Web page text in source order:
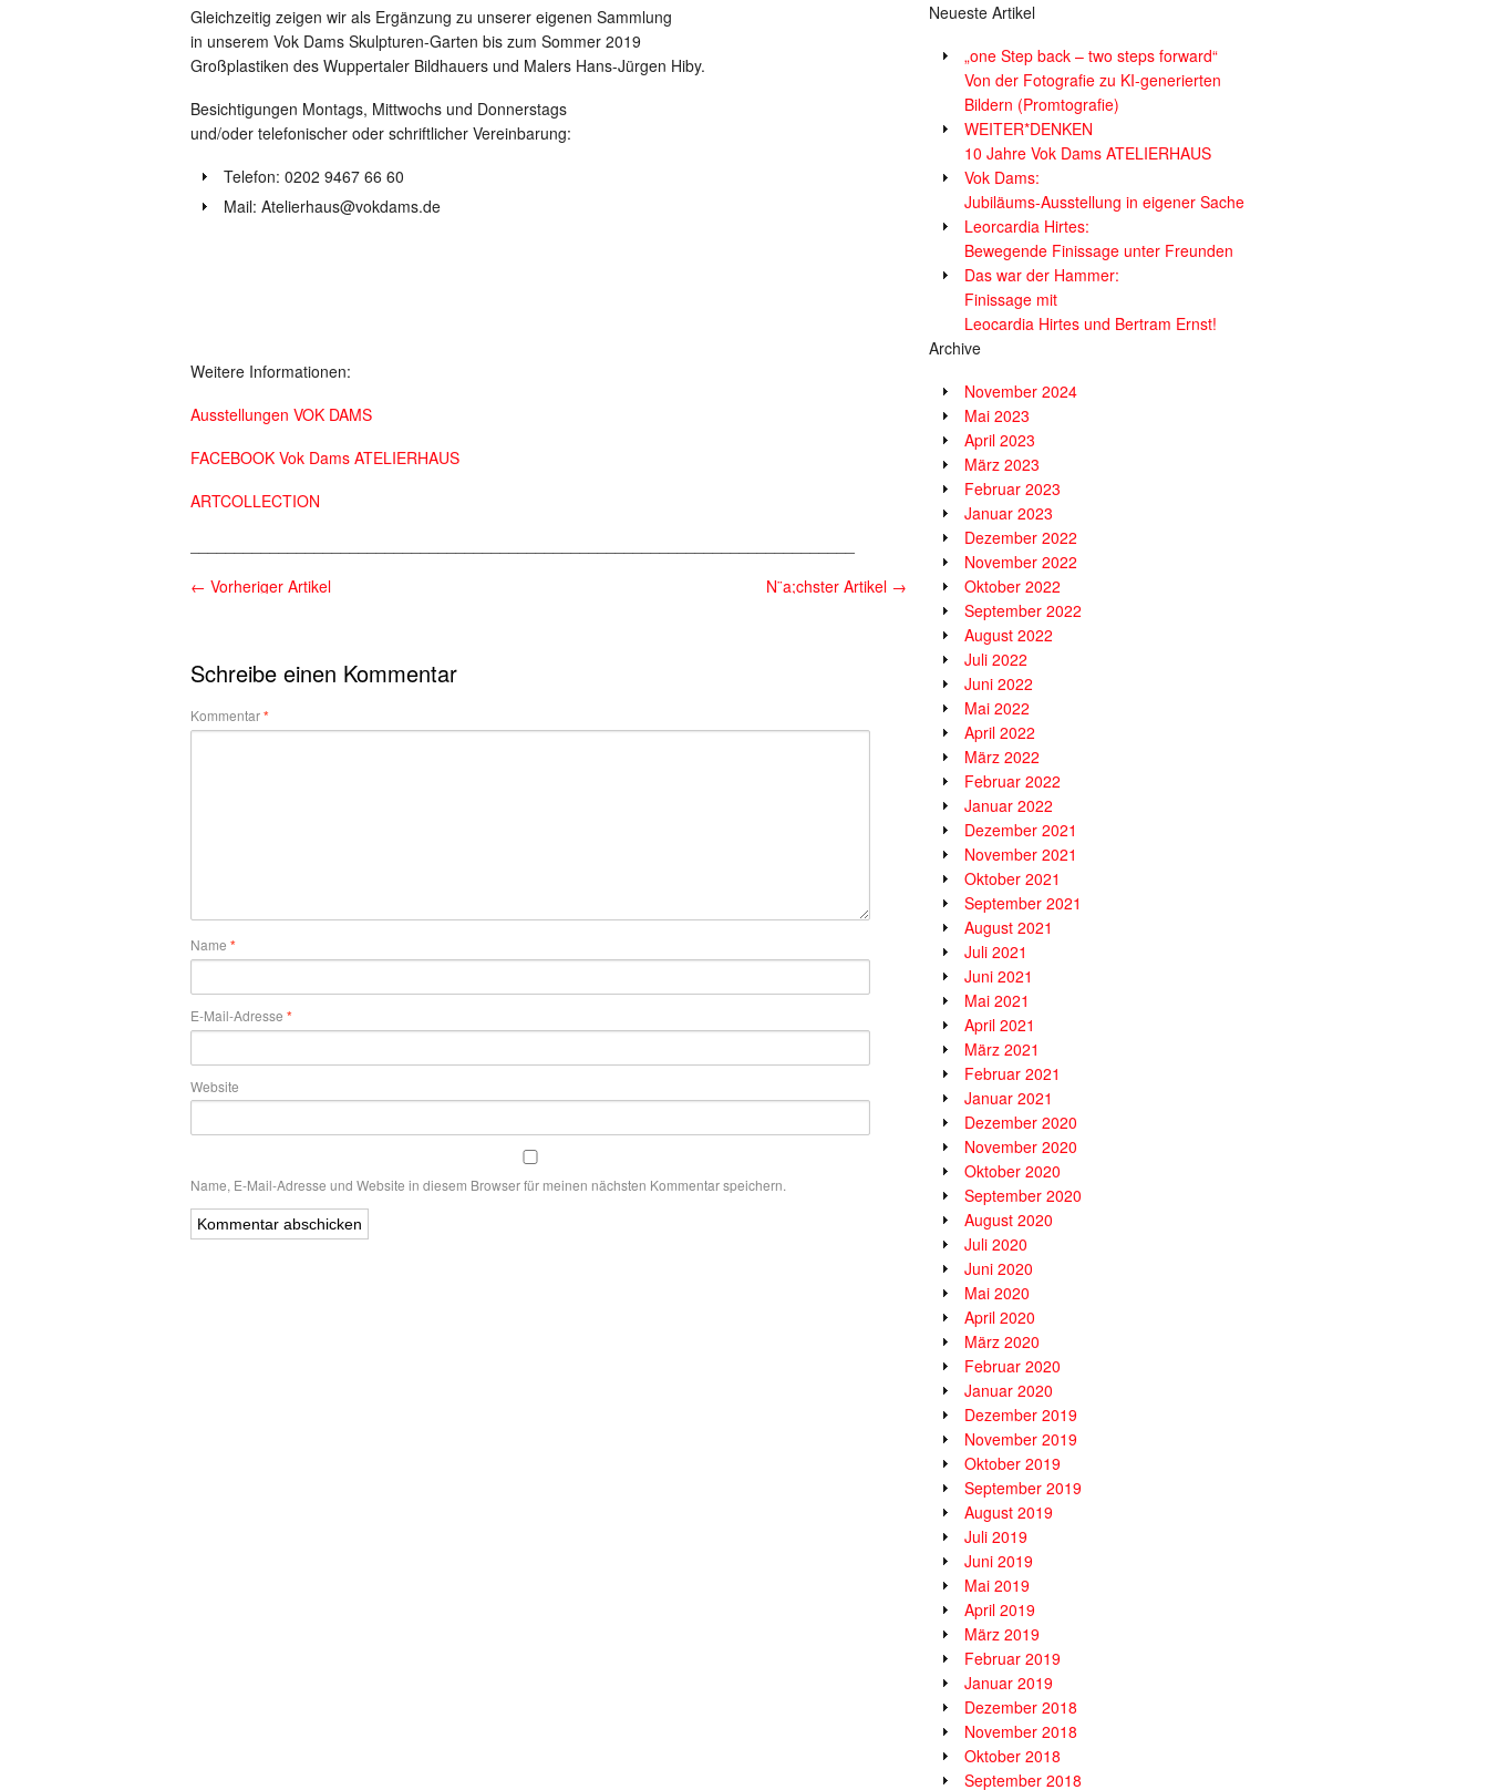
Gleichzeitig zeigen wir als Ergänzung zu unserer eigenen Sammlung
in unserem Vok Dams Skulpturen-Garten bis zum Sommer 2019
Großplastiken des Wuppertaler Bildhauers und Malers Hans-Jürgen Hiby.
Besichtigungen Montags, Mittwochs und Donnerstags
und/oder telefonischer oder schriftlicher Vereinbarung:
Telefon: 0202 9467 66 60
Mail: Atelierhaus@vokdams.de
Weitere Informationen:
Ausstellungen VOK DAMS
FACEBOOK Vok Dams ATELIERHAUS
ARTCOLLECTION
← Vorheriger Artikel N¨a;chster Artikel →
Schreibe einen Kommentar
Kommentar*
Name *
E-Mail-Adresse *
Website
Name, E-Mail-Adresse und Website in diesem Browser für meinen nächsten Kommentar speichern.
Neueste Artikel
„one Step back – two steps forward“
Von der Fotografie zu KI-generierten
Bildern (Promtografie)
WEITER*DENKEN
10 Jahre Vok Dams ATELIERHAUS
Vok Dams:
Jubiläums-Ausstellung in eigener Sache
Leorcardia Hirtes:
Bewegende Finissage unter Freunden
Das war der Hammer:
Finissage mit
Leocardia Hirtes und Bertram Ernst!
Archive
November 2024
Mai 2023
April 2023
März 2023
Februar 2023
Januar 2023
Dezember 2022
November 2022
Oktober 2022
September 2022
August 2022
Juli 2022
Juni 2022
Mai 2022
April 2022
März 2022
Februar 2022
Januar 2022
Dezember 2021
November 2021
Oktober 2021
September 2021
August 2021
Juli 2021
Juni 2021
Mai 2021
April 2021
März 2021
Februar 2021
Januar 2021
Dezember 2020
November 2020
Oktober 2020
September 2020
August 2020
Juli 2020
Juni 2020
Mai 2020
April 2020
März 2020
Februar 2020
Januar 2020
Dezember 2019
November 2019
Oktober 2019
September 2019
August 2019
Juli 2019
Juni 2019
Mai 2019
April 2019
März 2019
Februar 2019
Januar 2019
Dezember 2018
November 2018
Oktober 2018
September 2018